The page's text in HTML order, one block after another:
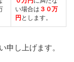
い場合は ３０万
円 とします。
申し上げます。